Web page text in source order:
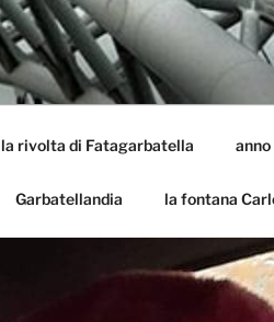
la rivolta di Fatagarbatella anno
Garbatellandia la fontana